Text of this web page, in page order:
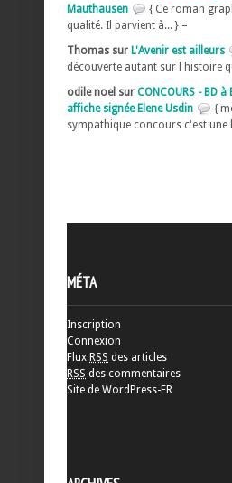
Mauthausen
{ Ce roman
qualité. Il parvient à... } –
Thomas sur L'Avenir est ailleurs
découverte autant sur l histoire
odile noel sur CONCOURS - BD
affiche signée Elene Usdin
{
sympathique concours c'est une
MÉTA
Inscription
Connexion
Flux RSS des articles
RSS des commentaires
Site de WordPress-FR